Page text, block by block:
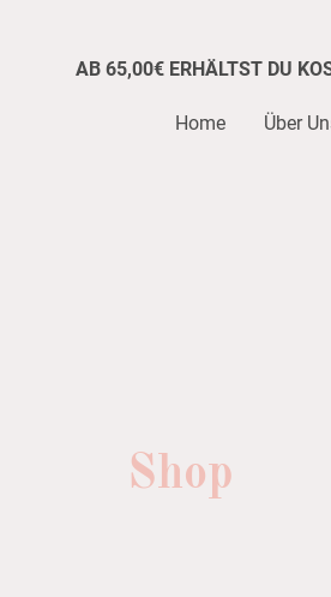
AB 65,00€ ERHÄLTST DU
Home Über
Shop